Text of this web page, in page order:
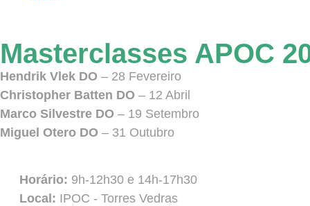
Masterclasses APOC
Hendrik Vlek DO – 28 Fevereiro
Christopher Batten DO – 12 Abril
Marco Silvestre DO – 19 Setembro
Miguel Otero DO – 31 Outubro
Horário: 9h-12h30 e 14h-17h30
Local: IPOC - Torres Vedras